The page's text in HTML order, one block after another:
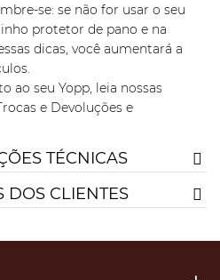
se: se não for usar o seu
protetor de pano e na
dicas, você aumentará a
ao seu Yopp, leia nossas
e Devoluções e
TÉCNICAS
DOS CLIENTES